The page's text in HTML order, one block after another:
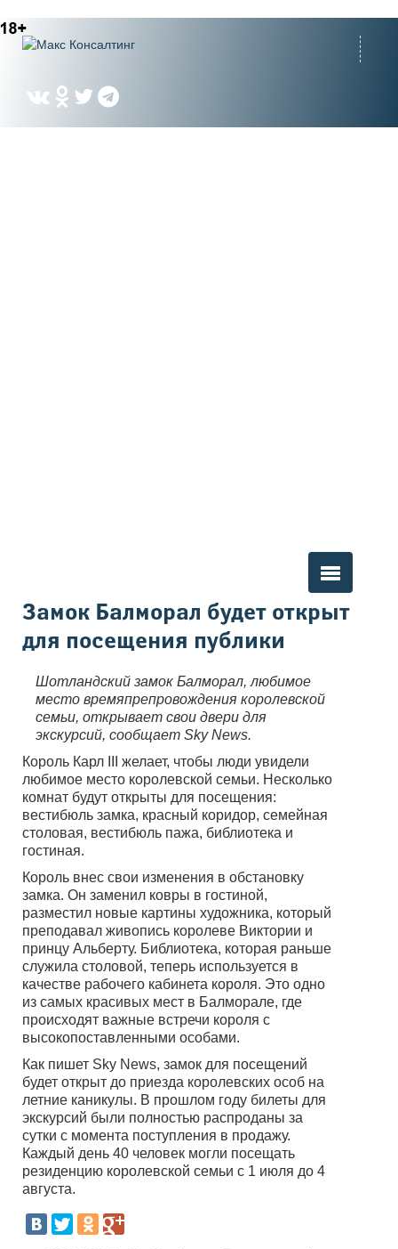
Вы здесь
Замок Балморал будет открыт
для посещения публики
Шотландский замок Балморал, любимое
место времяпрепровождения королевской
семьи, открывает свои двери для
экскурсий, сообщает Sky News.
Король Карл III желает, чтобы люди увидели
любимое место королевской семьи. Несколько
комнат будут открыты для посещения:
вестибюль замка, красный коридор, семейная
столовая, вестибюль пажа, библиотека и
гостиная.
Король внес свои изменения в обстановку
замка. Он заменил ковры в гостиной,
разместил новые картины художника, который
преподавал живопись королеве Виктории и
принцу Альберту. Библиотека, которая раньше
служила столовой, теперь используется в
качестве рабочего кабинета короля. Это одно
из самых красивых мест в Балморале, где
происходят важные встречи короля с
высокопоставленными особами.
Как пишет Sky News, замок для посещений
будет открыт до приезда королевских особ на
летние каникулы. В прошлом году билеты для
экскурсий были полностью распроданы за
сутки с момента поступления в продажу.
Каждый день 40 человек могли посещать
резиденцию королевской семьи с 1 июля до 4
августа.